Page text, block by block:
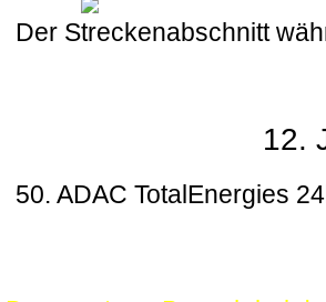
Der Streckenabschnitt
12.
50. ADAC TotalEnergies